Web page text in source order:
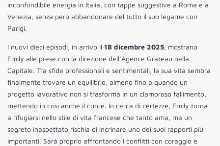
inconfondibile energia in Italia, con tappe suggestive a Roma e a
Venezia, senza però abbandonare del tutto il suo legame con
Parigi.
I nuovi dieci episodi, in arrivo il 18 dicembre 2025, mostrano
Emily alle prese con la direzione dell’Agence Grateau nella
Capitale. Tra sfide professionali e sentimentali, la sua vita sembra
finalmente trovare un equilibrio, almeno fino a quando un
progetto lavorativo non si trasforma in un clamoroso fallimento,
mettendo in crisi anche il cuore. In cerca di certezze, Emily torna
a rifugiarsi nello stile di vita francese che tanto ama, ma un
segreto inaspettato rischia di incrinare uno dei suoi rapporti più
importanti. Sarà proprio affrontando i conflitti con coraggio e